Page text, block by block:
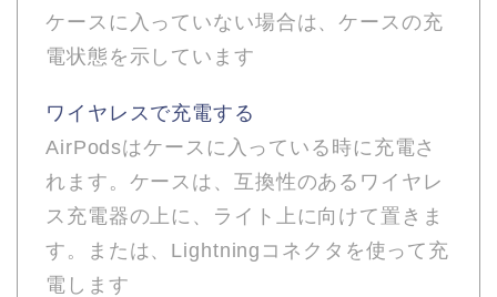
ケースに入っていない場合は、ケースの充
電状態を示しています
ワイヤレスで充電する
AirPodsはケースに入っている時に充電さ
れます。ケースは、互換性のあるワイヤレ
ス充電器の上に、ライト上に向けて置きま
す。または、Lightningコネクタを使って充
電します